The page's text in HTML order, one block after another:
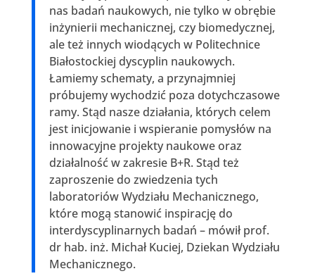
nas badań naukowych, nie tylko w obrębie
inżynierii mechanicznej, czy biomedycznej,
ale też innych wiodących w Politechnice
Białostockiej dyscyplin naukowych.
Łamiemy schematy, a przynajmniej
próbujemy wychodzić poza dotychczasowe
ramy. Stąd nasze działania, których celem
jest inicjowanie i wspieranie pomysłów na
innowacyjne projekty naukowe oraz
działalność w zakresie B+R. Stąd też
zaproszenie do zwiedzenia tych
laboratoriów Wydziału Mechanicznego,
które mogą stanowić inspirację do
interdyscyplinarnych badań – mówił prof.
dr hab. inż. Michał Kuciej, Dziekan Wydziału
Mechanicznego.